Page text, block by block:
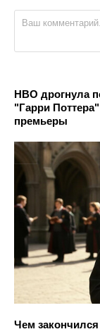
(тонкий
простой
не понял мой
послевоенные
1812 г.
Фёдору Тютчеву
Но всё равно, -
HBO дрогнула
"Гарри
премьеры
Чем